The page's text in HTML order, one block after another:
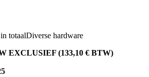
totaalDiverse hardware
EXCLUSIEF (133,10 € BTW)